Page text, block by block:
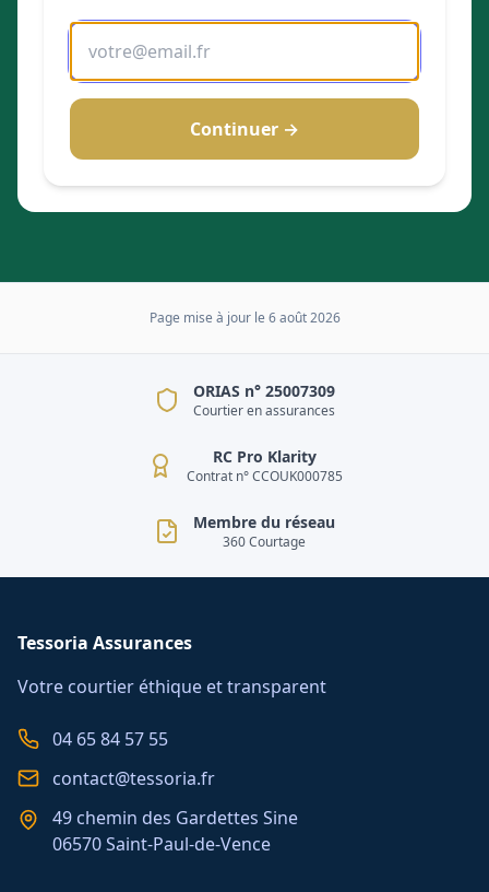
Continuer →
Page mise à jour le 6 août 2026
ORIAS n° 25007309
Courtier en assurances
RC Pro Klarity
Contrat n° CCOUK000785
Membre du réseau
360 Courtage
Tessoria Assurances
Votre courtier éthique et transparent
04 65 84 57 55
contact@tessoria.fr
49 chemin des Gardettes Sine
06570 Saint-Paul-de-Vence